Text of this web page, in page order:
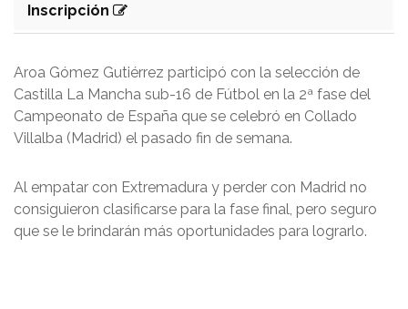
Inscripción
Aroa Gómez Gutiérrez participó con la selección de
Castilla La Mancha sub-16 de Fútbol en la 2ª fase del
Campeonato de España que se celebró en Collado
Villalba (Madrid) el pasado fin de semana.
Al empatar con Extremadura y perder con Madrid no
consiguieron clasificarse para la fase final, pero seguro
que se le brindarán más oportunidades para lograrlo.